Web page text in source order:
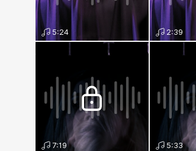
5:24 2:39
7:19 5:33